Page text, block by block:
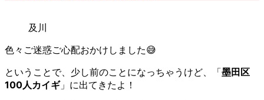
及川
色々ご迷惑ご心配おかけしました😅
ということで、少し前のことになっちゃうけど、「墨田区
100人カイギ」に出てきたよ！